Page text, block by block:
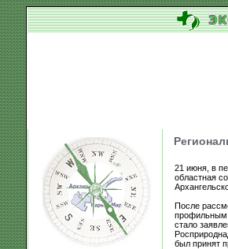
21 июня, в
областная
После
профильным
стало
был принят